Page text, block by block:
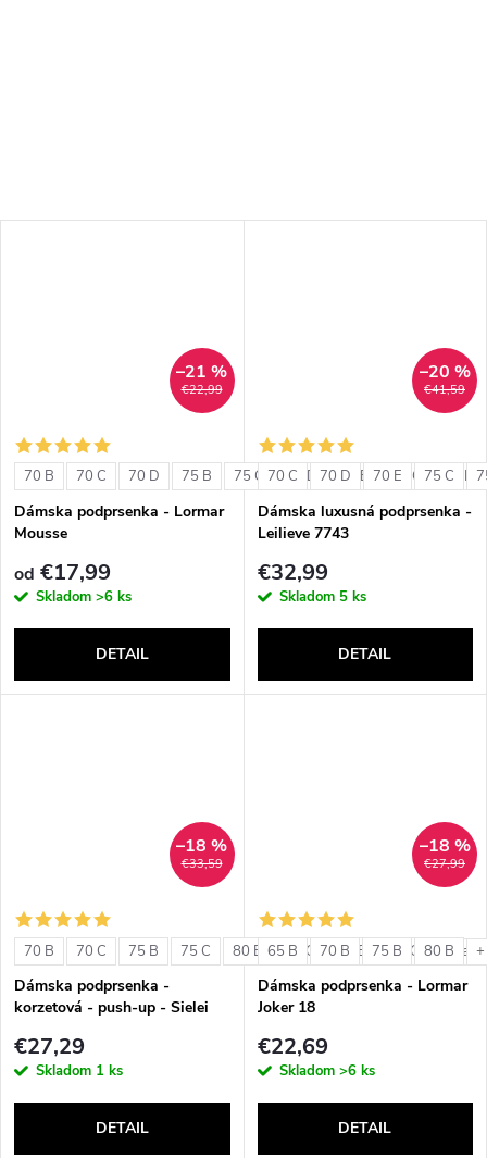
€22,99
–21 %
70 B 70 C 70 D 75 B 75 C 75 D 80 B 80 C 80 D
Dámska podprsenka - Lormar
Mousse
od €17,99
Skladom >6 ks
DETAIL
€41,59
–20 %
70 C 70 D 70 E 75 C
Dámska luxusná podprsenka -
Leilieve 7743
€32,99
Skladom 5 ks
DETAIL
€33,59
–18 %
70 B 70 C 75 B 75 C 80 B 80 C 85 B 85 C +
Dámska podprsenka -
korzetová - push-up - Sielei
€27,29
Skladom 1 ks
DETAIL
€27,99
–18 %
65 B 70 B 75 B 80 B
Dámska podprsenka - Lormar
Joker 18
€22,69
Skladom >6 ks
DETAIL